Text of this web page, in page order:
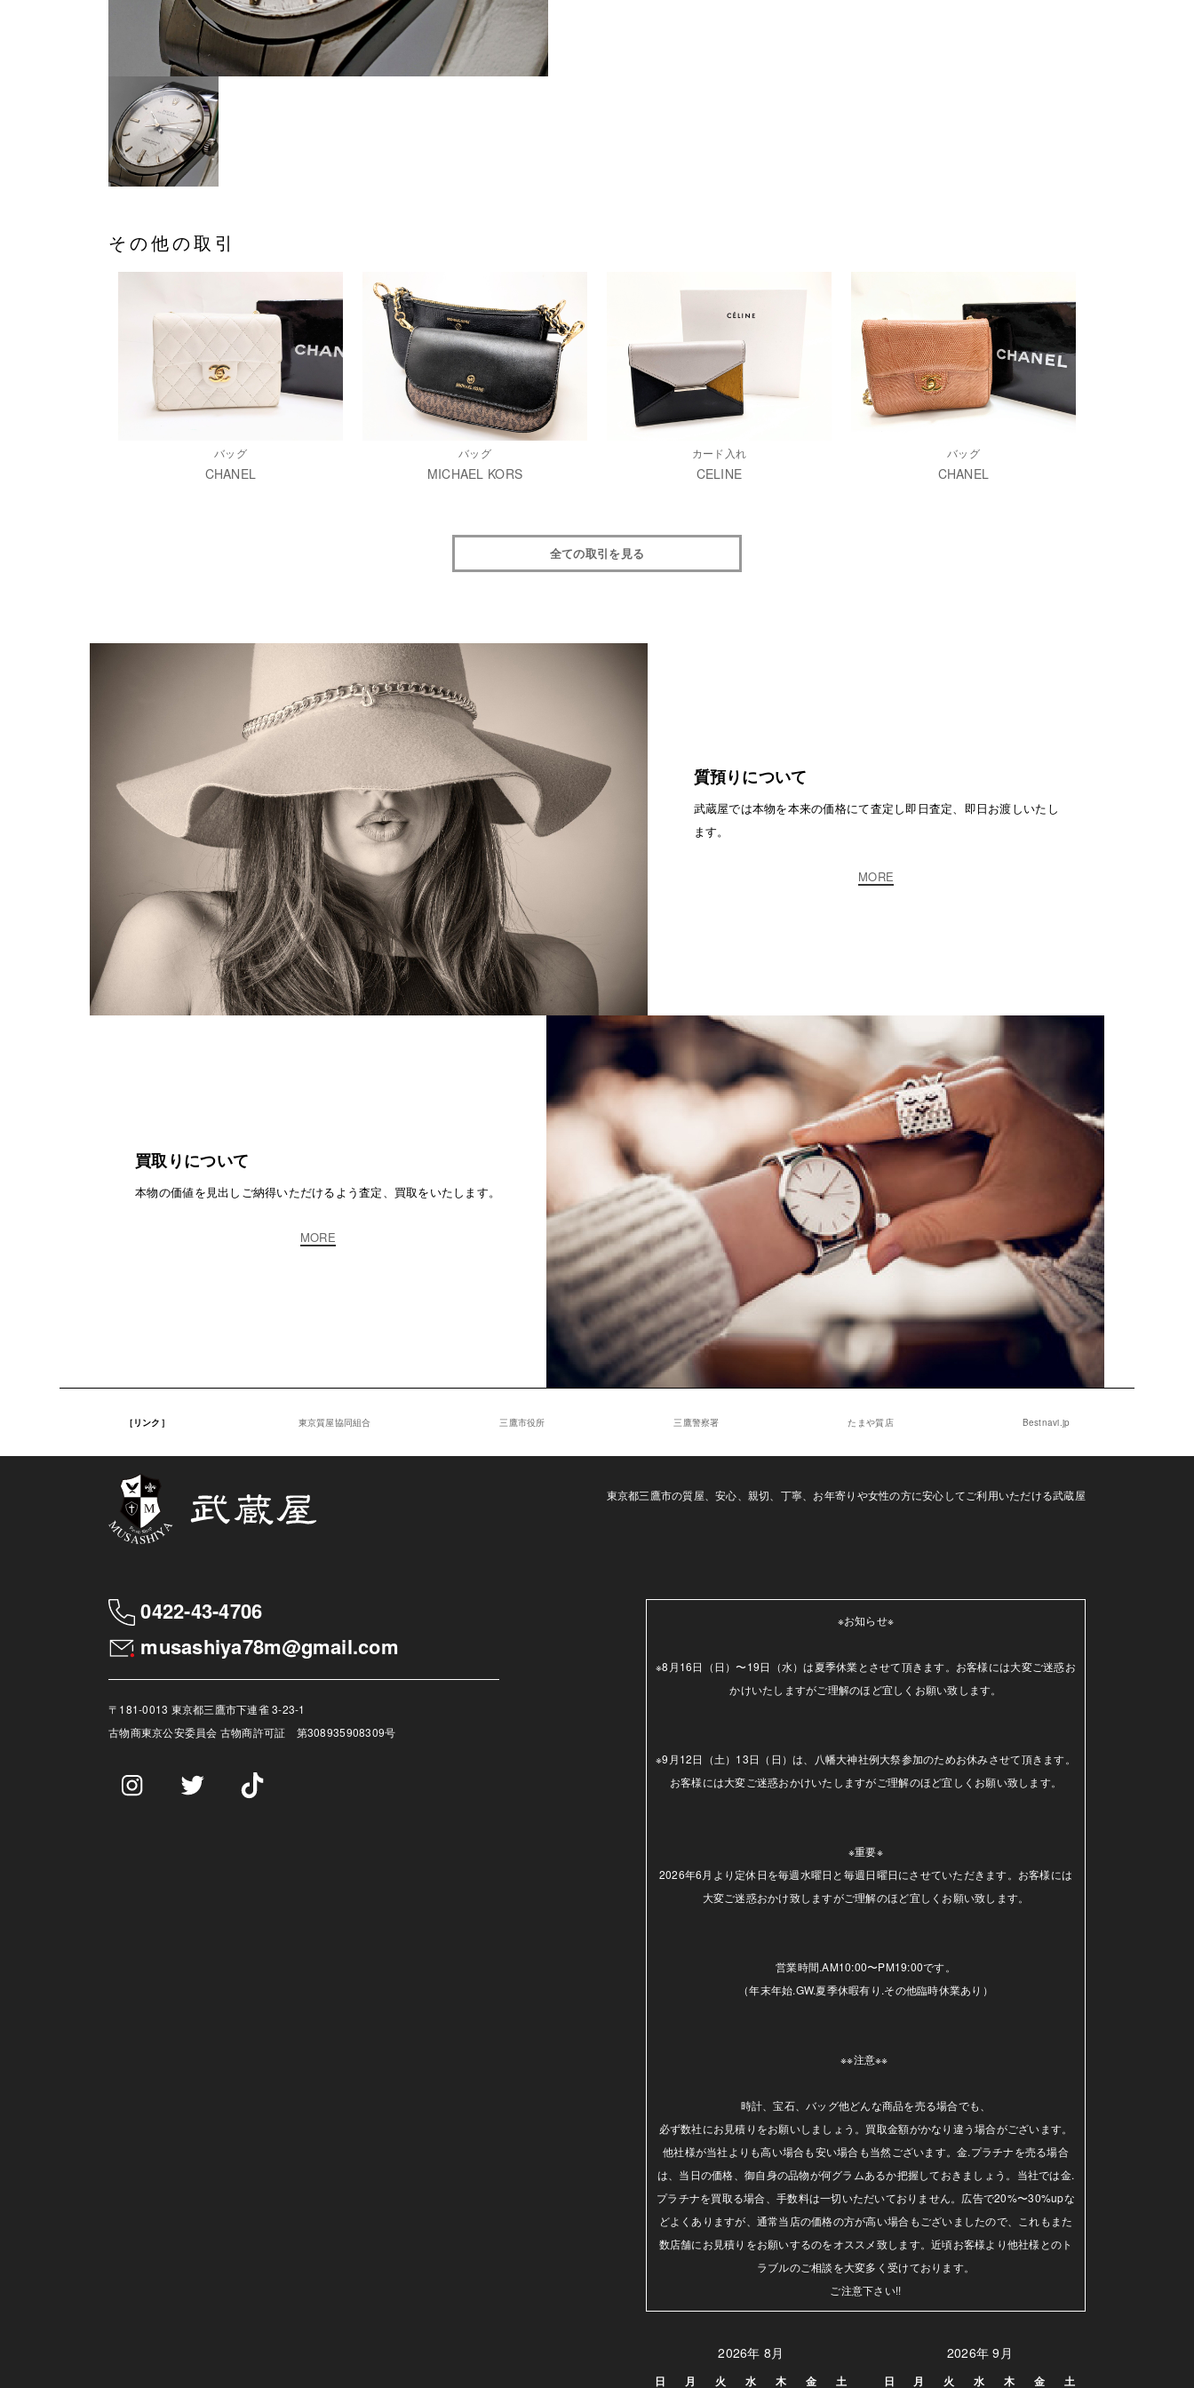
その他の取引
バッグ
CHANEL
バッグ
MICHAEL KORS
カード入れ
CELINE
バッグ
CHANEL
全ての取引を見る
質預りについて
武蔵屋では本物を本来の価格にて査定し即日査定、即日お渡しいたし
ます。
MORE
買取りについて
本物の価値を見出しご納得いただけるよう査定、買取をいたします。
MORE
［リンク］ 東京質屋協同組合 三鷹市役所 三鷹警察署 たまや質店 Bestnavi.jp
東京都三鷹市の質屋、安心、親切、丁寧、お年寄りや女性の方に安心してご利用いただける武蔵屋
0422-43-4706
musashiya78m@gmail.com
〒181-0013 東京都三鷹市下連雀 3-23-1
古物商東京公安委員会 古物商許可証 第308935908309号
※お知らせ※
※8月16日（日）〜19日（水）は夏季休業とさせて頂きます。お客様には大変ご迷惑お
かけいたしますがご理解のほど宜しくお願い致します。
※9月12日（土）13日（日）は、八幡大神社例大祭参加のためお休みさせて頂きます。
お客様には大変ご迷惑おかけいたしますがご理解のほど宜しくお願い致します。
※重要※
2026年6月より定休日を毎週水曜日と毎週日曜日にさせていただきます。お客様には
大変ご迷惑おかけ致しますがご理解のほど宜しくお願い致します。
営業時間.AM10:00〜PM19:00です。
（年末年始.GW.夏季休暇有り.その他臨時休業あり）
※※注意※※
時計、宝石、バッグ他どんな商品を売る場合でも、
必ず数社にお見積りをお願いしましょう。買取金額がかなり違う場合がございます。
他社様が当社よりも高い場合も安い場合も当然ございます。金.プラチナを売る場合
は、当日の価格、御自身の品物が何グラムあるか把握しておきましょう。当社では金.
プラチナを買取る場合、手数料は一切いただいておりません。広告で20%〜30%upな
どよくありますが、通常当店の価格の方が高い場合もございましたので、これもまた
数店舗にお見積りをお願いするのをオススメ致します。近頃お客様より他社様とのト
ラブルのご相談を大変多く受けております。
ご注意下さい!!
2026年 8月
日 月 火 水 木 金 土
2026年 9月
日 月 火 水 木 金 土